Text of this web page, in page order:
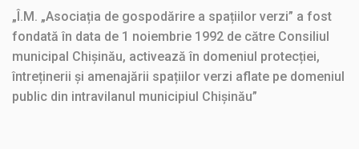
„Î.M. „Asociația de gospodărire a spațiilor verzi” a fost
fondată în data de 1 noiembrie 1992 de către Consiliul
municipal Chișinău, activează în domeniul protecției,
întreținerii și amenajării spațiilor verzi aflate pe domeniul
public din intravilanul municipiul Chișinău”